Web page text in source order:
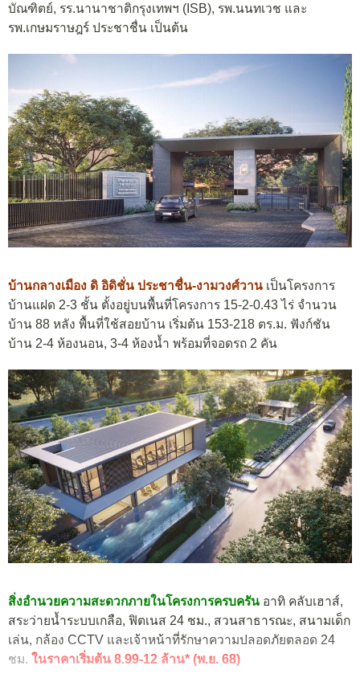
บัณฑิตย์, รร.นานาชาติกรุงเทพฯ (ISB), รพ.นนทเวช และ
รพ.เกษมราษฎร์ ประชาชื่น เป็นต้น
บ้านกลางเมือง ดิ อิดิชั่น ประชาชื่น-งามวงศ์วาน เป็นโครงการ
บ้านแฝด 2-3 ชั้น ตั้งอยู่บนพื้นที่โครงการ 15-2-0.43 ไร่ จำนวน
บ้าน 88 หลัง พื้นที่ใช้สอยบ้าน เริ่มต้น 153-218 ตร.ม. ฟังก์ชัน
บ้าน 2-4 ห้องนอน, 3-4 ห้องน้ำ พร้อมที่จอดรถ 2 คัน
สิ่งอำนวยความสะดวกภายในโครงการครบครัน อาทิ คลับเฮาส์,
สระว่ายน้ำระบบเกลือ, ฟิตเนส 24 ชม., สวนสาธารณะ, สนามเด็ก
เล่น, กล้อง CCTV และเจ้าหน้าที่รักษาความปลอดภัยตลอด 24
ชม. ในราคาเริ่มต้น 8.99-12 ล้าน* (พ.ย. 68)